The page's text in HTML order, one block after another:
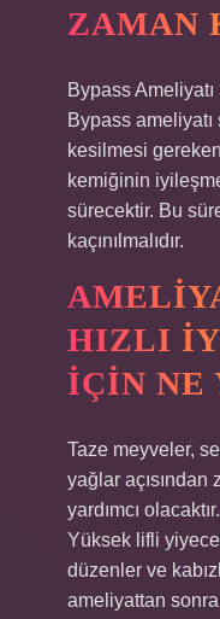
ZAMAN
Bypass
Bypass ameliyatı
kesilmesi
kemiğinin
sürecektir. Bu
kaçınılmalıdır.
HIZLI
IÇIN NE
Taze meyveler,
yağlar
yardımcı
Yüksek lifli
düzenler ve
ameliyattan